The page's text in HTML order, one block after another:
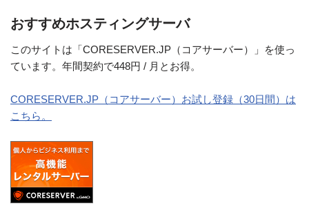
おすすめホスティングサーバ
このサイトは「CORESERVER.JP（コアサーバー）」を使っ
ています。年間契約で448円 / 月とお得。
CORESERVER.JP（コアサーバー）お試し登録（30日間）は
こちら。